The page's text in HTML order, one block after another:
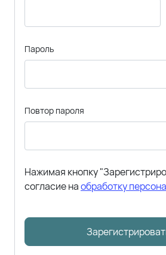
Пароль
Повтор пароля
Нажимая кнопку
согласие наобработку